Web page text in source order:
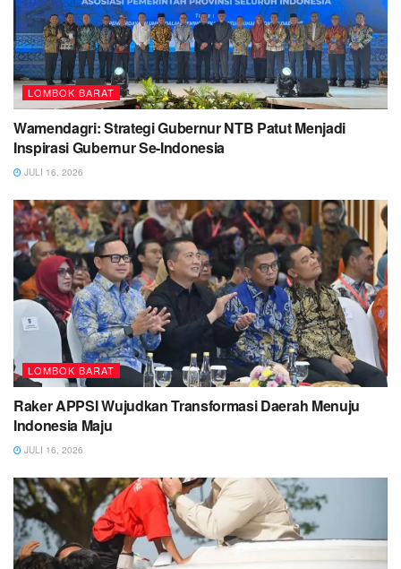
LOMBOK BARAT
Wamendagri: Strategi Gubernur NTB Patut Menjadi
Inspirasi Gubernur Se-Indonesia
JULI 16, 2026
LOMBOK BARAT
Raker APPSI Wujudkan Transformasi Daerah Menuju
Indonesia Maju
JULI 16, 2026